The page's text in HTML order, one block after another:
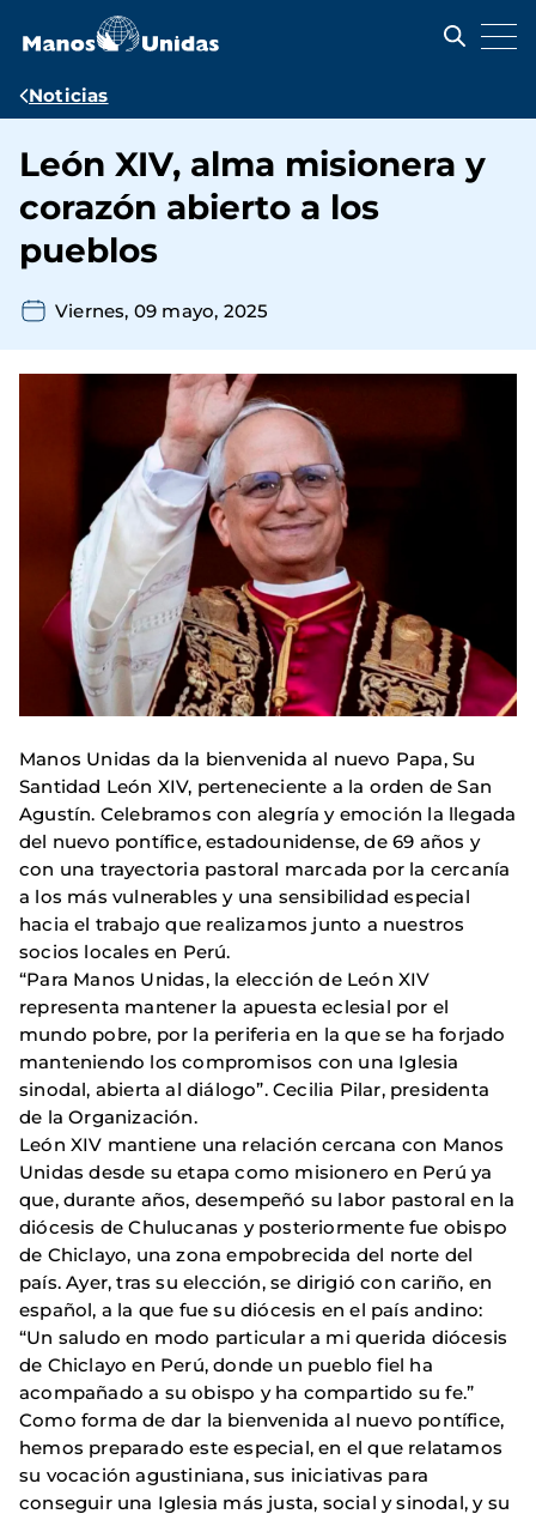
contenido
Ruta
navegación
Noticias
León XIV, alma misionera y
corazón abierto a los
pueblos
Viernes, 09 mayo, 2025
Manos Unidas da la bienvenida al nuevo Papa, Su
Santidad León XIV, perteneciente a la orden de San
Agustín. Celebramos con alegría y emoción la llegada
del nuevo pontífice, estadounidense, de 69 años y
con una trayectoria pastoral marcada por la cercanía
a los más vulnerables y una sensibilidad especial
hacia el trabajo que realizamos junto a nuestros
socios locales en Perú.
“Para Manos Unidas, la elección de León XIV
representa mantener la apuesta eclesial por el
mundo pobre, por la periferia en la que se ha forjado
manteniendo los compromisos con una Iglesia
sinodal, abierta al diálogo”. Cecilia Pilar, presidenta
de la Organización.
León XIV mantiene una relación cercana con Manos
Unidas desde su etapa como misionero en Perú ya
que, durante años, desempeñó su labor pastoral en la
diócesis de Chulucanas y posteriormente fue obispo
de Chiclayo, una zona empobrecida del norte del
país. Ayer, tras su elección, se dirigió con cariño, en
español, a la que fue su diócesis en el país andino:
“Un saludo en modo particular a mi querida diócesis
de Chiclayo en Perú, donde un pueblo fiel ha
acompañado a su obispo y ha compartido su fe.”
Como forma de dar la bienvenida al nuevo pontífice,
hemos preparado este especial, en el que relatamos
su vocación agustiniana, sus iniciativas para
conseguir una Iglesia más justa, social y sinodal, y su